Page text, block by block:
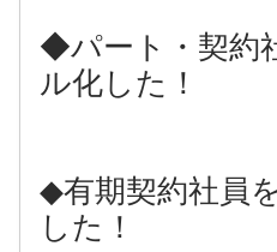
◆パート・契約
ル化した！
◆有期契約社員
した！